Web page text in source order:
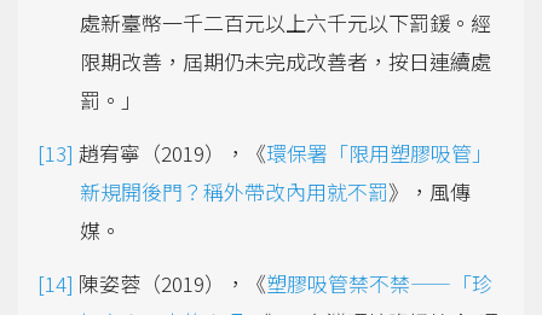
處新臺幣一千二百元以上六千元以下罰鍰。經
限期改善，屆期仍未完成改善者，按日連續處
罰。」
趙宥寧（2019），《環保署「限用塑膠吸管」
新規開後門？稱外帶改內用就不罰》，風傳
媒。
陳姿蓉（2019），《塑膠吸管禁不禁——「珍